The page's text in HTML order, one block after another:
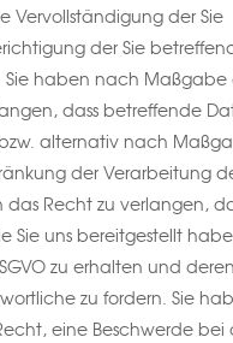
Vervollständigung der Sie
der Sie
haben nach Maßgabe
dass betreffende
alternativ nach
der Verarbeitung
Recht zu verlangen,
Sie uns bereitgestellt
zu erhalten und
zu fordern. Sie
eine Beschwerde bei